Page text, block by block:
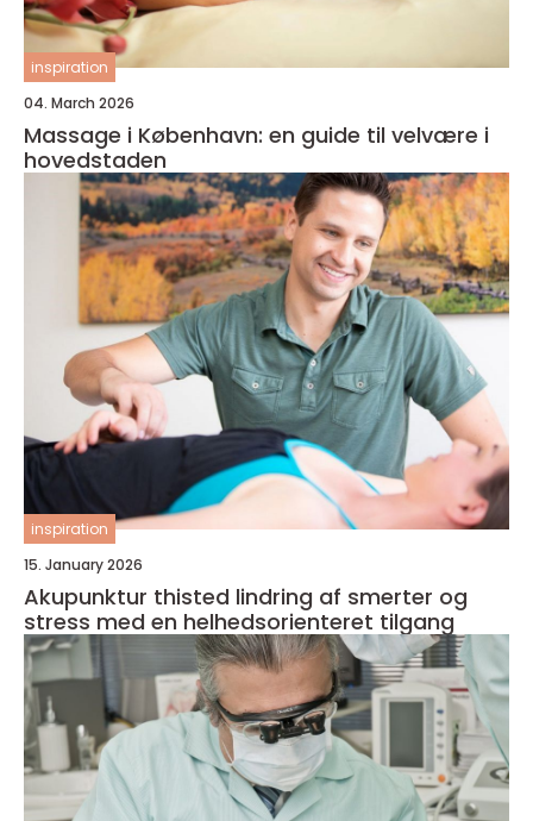
inspiration
04. March 2026
Massage i København: en guide til velvære i
hovedstaden
inspiration
15. January 2026
Akupunktur thisted lindring af smerter og
stress med en helhedsorienteret tilgang